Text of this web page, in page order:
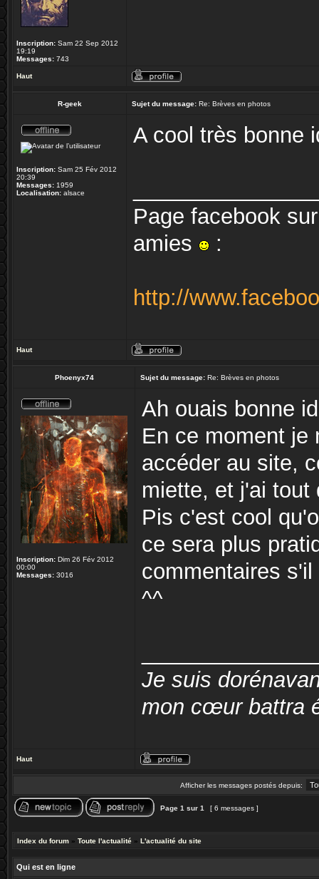
Inscription: Sam 22 Sep 2012
19:19
Messages: 743
Haut
R-geek Sujet du message: Re: Brèves en photos
Inscription: Sam 25 Fév 2012
20:39
Messages: 1959
Localisation: alsace
A cool très bonne
Page facebook
amies
:
http://
Haut
Phoenyx74 Sujet du message: Re: Brèves en photos
Inscription: Dim 26 Fév 2012
00:00
Messages: 3016
Ah ouais bonne
En ce moment je
accéder au site,
miette, et j'ai
Pis c'est cool
ce sera plus
commentaires
^^
Je suis
mon cœur battra
Haut
Afficher les messages postés depuis:
Page 1 sur 1 [ 6 messages ]
Index du forum » Toute l'actualité » L'actualité du site
Qui est en ligne